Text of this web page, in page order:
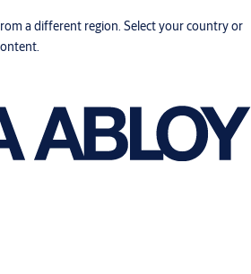
a different region. Select your country or